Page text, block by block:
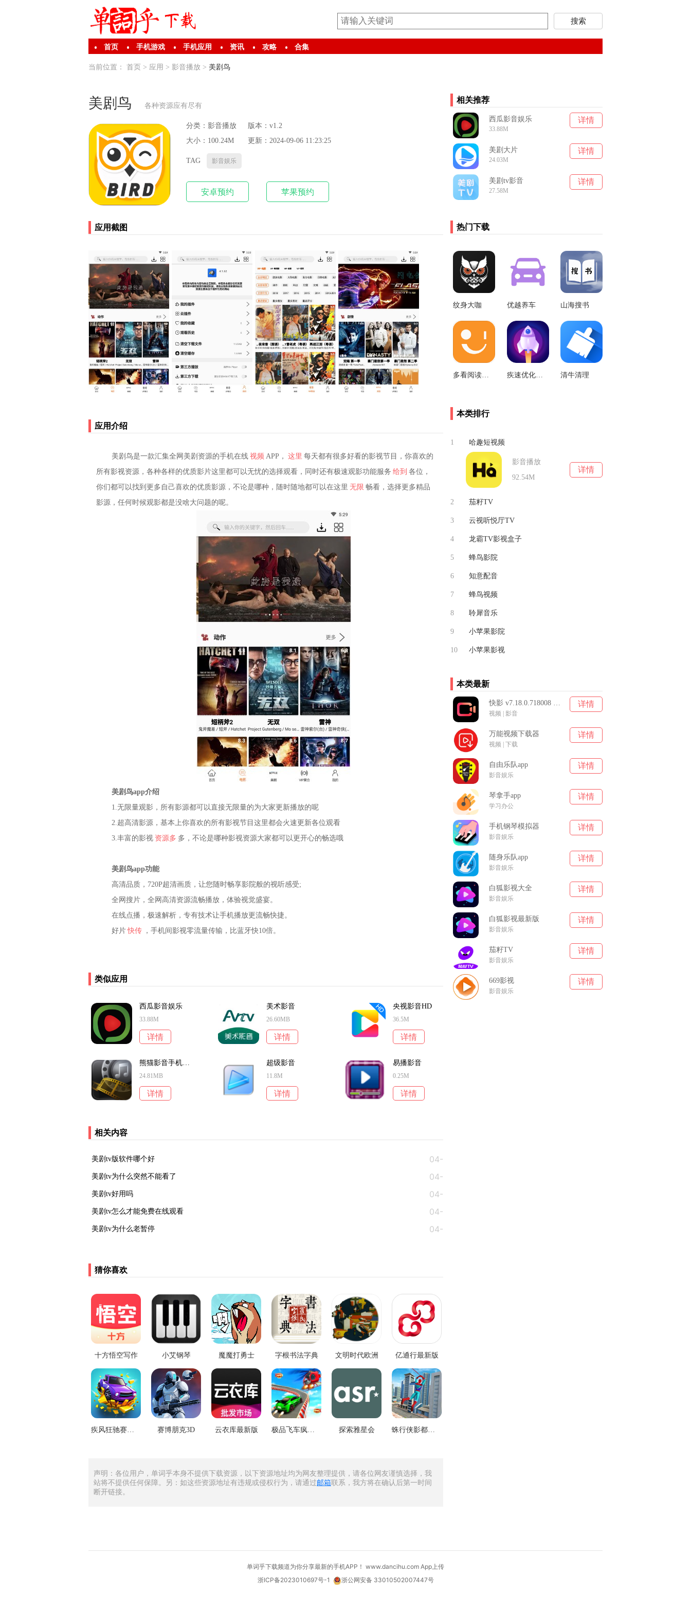
首页 手机游戏 手机应用 资讯 攻略 合集
当前位置： 首页 > 应用 > 影音播放 > 美剧鸟
美剧鸟 各种资源应有尽有
分类： 影音播放
版本：v1.2
大小：100.24M
更新：2024-09-06 11:23:25
TAG 影音娱乐
安卓预约 苹果预约
应用截图
应用介绍
美剧鸟是一款汇集全网美剧资源的手机在线 视频 APP， 这里 每天都有很多好看的影视节目，你喜欢的
所有影视资源，各种各样的优质影片这里都可以无忧的选择观看，同时还有极速观影功能服务 给到 各位，
你们都可以找到更多自己喜欢的优质影源，不论是哪种，随时随地都可以在这里 无限 畅看，选择更多精品
影源，任何时候观影都是没啥大问题的呢。
美剧鸟app介绍
1.无限量观影，所有影源都可以直接无限量的为大家更新播放的呢
2.超高清影源，基本上你喜欢的所有影视节目这里都会火速更新各位观看
3.丰富的影视 资源多 多，不论是哪种影视资源大家都可以更开心的畅选哦
美剧鸟app功能
高清品质，720P超清画质，让您随时畅享影院般的视听感受;
全网搜片，全网高清资源流畅播放，体验视觉盛宴。
在线点播，极速解析，专有技术让手机播放更流畅快捷。
好片 快传 ，手机间影视零流量传输，比蓝牙快10倍。
类似应用
西瓜影音娱乐
33.88M
详情
美术影音
26.60MB
详情
央视影音HD
36.5M
详情
24.81MB
详情
超级影音
11.8M
详情
易播影音
0.25M
详情
相关内容
美剧tv版软件哪个好
04-
28
美剧tv为什么突然不能看了
04-
28
美剧tv好用吗
04-
28
美剧tv怎么才能免费在线观看
04-
26
美剧tv为什么老暂停
04-
猜你喜欢
十方悟空写作 小艾钢琴 魔魔打勇士 字根书法字典 文明时代欧洲 亿通行最新版
赛博朋克3D 云衣库最新版 探索雅星会
声明：各位用户，单词乎本身不提供下载资源，以下资源地址均为网友整理提供，请各位网友谨慎选择，我
站将不提供任何保障。另：如这些资源地址有违规或侵权行为，请通过邮箱联系，我方将在确认后第一时间
断开链接。
相关推荐
西瓜影音娱乐
33.88M
详情
美剧大片
24.03M
详情
美剧tv影音
27.58M
详情
热门下载
纹身大咖 优越养车 山海搜书
多看阅读免费 疾速优化伴侣 清牛清理
本类排行
1 哈趣短视频
影音播放
92.54M
详情
2 茄籽TV
影音播放
23.76M
3 云视听悦厅TV
影音播放
4 龙霸TV影视盒子
5 蜂鸟影院
6 知意配音
7 蜂鸟视频
8 聆犀音乐
9 小苹果影院
10 小苹果影视
本类最新
快影 v7.18.0.718008 安卓版
视频 | 影音
详情
万能视频下载器
视频 | 下载
详情
自由乐队app
影音娱乐
详情
琴拿手app
学习办公
详情
手机钢琴模拟器
影音娱乐
详情
随身乐队app
影音娱乐
详情
白狐影视大全
影音娱乐
详情
白狐影视最新版
影音娱乐
详情
茄籽TV
影音娱乐
详情
669影视
影音娱乐
详情
单词乎下载频道为你分享最新的手机APP！ www.dancihu.com App上传
浙ICP备2023010697号-1
浙公网安备 33010502007447号